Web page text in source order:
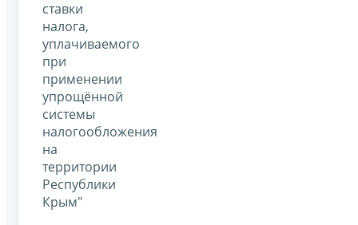
ставки
налога,
уплачиваемого
при
применении
упрощённой
системы
налогообложения
на
территории
Республики
Крым"